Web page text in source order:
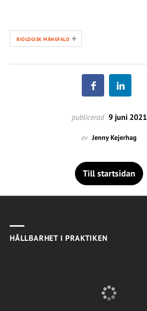
BIOLOGISK MÅNGFALD +
publicerad 9 juni 2021
av Jenny Kejerhag
Till startsidan
HÅLLBARHET I PRAKTIKEN